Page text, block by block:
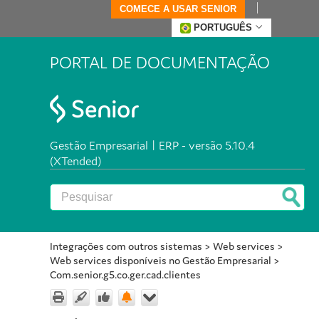
COMECE A USAR SENIOR
PORTUGUÊS
PORTAL DE DOCUMENTAÇÃO
Gestão Empresarial | ERP - versão 5.10.4
(XTended)
Integrações com outros sistemas > Web services >
Web services disponíveis no Gestão Empresarial >
Com.senior.g5.co.ger.cad.clientes